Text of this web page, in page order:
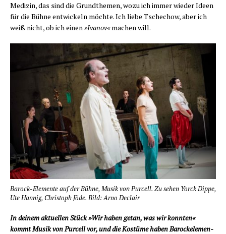
Medi­zin, das sind die Grund­the­men, wozu ich immer wie­der Ideen
für die Büh­ne ent­wi­ckeln möch­te. Ich lie­be Tschechow, aber ich
weiß nicht, ob ich einen»Iva­nov«machen will.
Barock-Ele­men­te auf der Büh­ne, Musik von Pur­cell. Zu sehen Yorck Dippe,
Ute Han­nig, Chris­toph Jöde. Bild: Arno Declair
In dei­nem aktu­el­len Stück »Wir haben getan, was wir konn­ten«
kommt Musik von Pur­cell vor, und die Kos­tü­me haben Barock­ele­men­